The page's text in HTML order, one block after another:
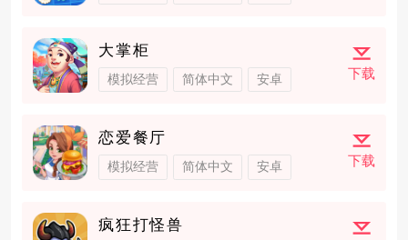
大掌柜
模拟经营 简体中文 安卓 下载
恋爱餐厅
模拟经营 简体中文 安卓 下载
疯狂打怪兽